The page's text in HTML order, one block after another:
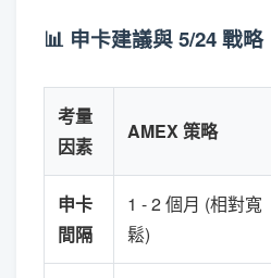
📊 申卡建議與 5/24 戰略
考量
因素
AMEX 策略
申卡
間隔
1 - 2 個月 (相對寬
鬆)